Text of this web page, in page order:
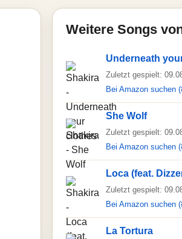
Weitere Songs
Underneath
Zuletzt gespielt:
Bei Amazon suchen
She Wolf
Zuletzt gespielt:
Bei Amazon suchen
Loca (feat.
Zuletzt gespielt:
Bei Amazon suchen
La Tortura